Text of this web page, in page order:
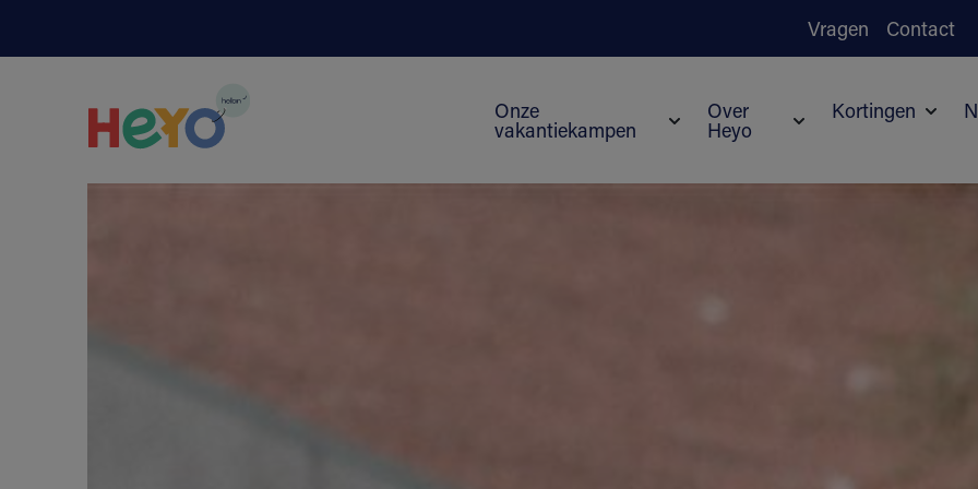
Vragen Contact
Onze
vakantiekampen
Submenu voor Onze vakantiekampen
Over
Heyo
Kortingen